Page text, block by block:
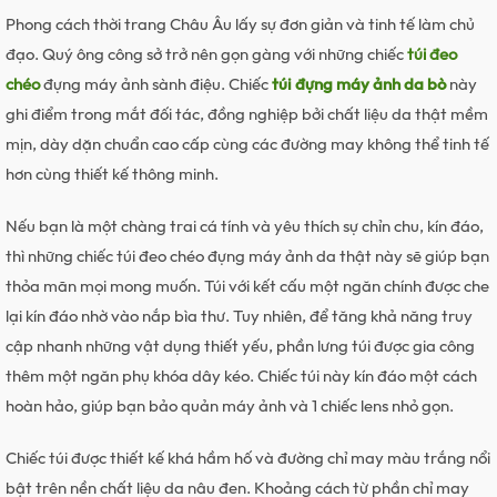
xách nam đeo chéo, túi xách nam đẹp, túi xách nam du lịch, túi
xách nam hàng hiệu, túi xách nam thời trang, túi xách tay du
lịch, túi xách tay nam, túi xách nam thời trang, túi đeo chéo,
túi đeo chéo nam, tuixachda, tuixachnam, túi đeo chéo cho
nam, túi đeo chéo của nam, túi đeo chéo lưng nam, túi đeo
chéo nam, túi đeo cho nam, túi đeo chéo nam nhỏ gọn, túi đeo
chéo đẹp, túi đeo chéo nam đẹp, túi đeo đẹp, túi đeo chéo nam
chính hãng, túi đeo chéo hàng hiệu, túi đeo chéo nam hàng
hiệu, túi đeo chéo nam cao cấp, túi đeo chéo da, túi đeo chéo
da nam, túi đeo chéo nam da, túi đeo chéo da bò, túi đeo chéo
nam da bò, tui bao tu, tui bao tu da, tui bao tu deo cheo, tui
bao tu nam, tui bao tu nam hang hieu, tui bao tu hang hieu, tui
cam tay, tui cam tay nam, tui cap, tui cheo, tui cheo nam, tui
da, tui da bo, tui da cam tay nam, tui da cong so, tui da deo
cheo, tui da deo cheo nam, tui da deo cheo nam hang hieu, tui
Phong cách thời trang Châu Âu lấy sự đơn giản và tinh tế làm chủ
đạo. Quý ông công sở trở nên gọn gàng với những chiếctúi đeo
chéođựng máy ảnh sành điệu. Chiếctúi đựng máy ảnh da bònày
ghi điểm trong mắt đối tác, đồng nghiệp bởi chất liệu da thật mềm
mịn, dày dặn chuẩn cao cấp cùng các đường may không thể tinh tế
hơn cùng thiết kế thông minh.
Nếu bạn là một chàng trai cá tính và yêu thích sự chỉn chu, kín đáo,
thì những chiếc túi đeo chéo đựng máy ảnh da thật này sẽ giúp bạn
thỏa mãn mọi mong muốn. Túi với kết cấu một ngăn chính được che
lại kín đáo nhờ vào nắp bìa thư. Tuy nhiên, để tăng khả năng truy
cập nhanh những vật dụng thiết yếu, phần lưng túi được gia công
thêm một ngăn phụ khóa dây kéo. Chiếc túi này kín đáo một cách
hoàn hảo, giúp bạn bảo quản máy ảnh và 1 chiếc lens nhỏ gọn.
Chiếc túi được thiết kế khá hầm hố và đường chỉ may màu trắng nổi
bật trên nền chất liệu da nâu đen. Khoảng cách từ phần chỉ may